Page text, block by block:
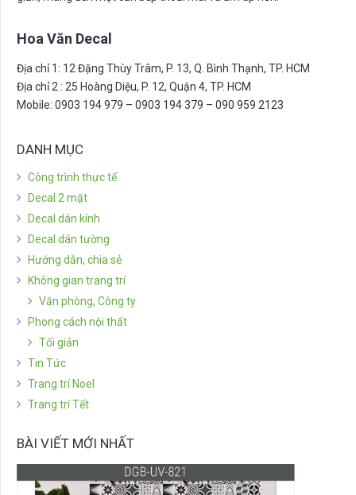
Hoa Văn Decal
Địa chỉ 1: 12 Đặng Thùy Trâm, P. 13, Q. Bình Thạnh, TP. HCM
Địa chỉ 2 : 25 Hoàng Diệu, P. 12, Quận 4, TP. HCM
Mobile: 0903 194 979 – 0903 194 379 – 090 959 2123
DANH MỤC
Công trình thực tế
Decal 2 mặt
Decal dán kính
Decal dán tường
Hướng dẫn, chia sẻ
Không gian trang trí
Văn phòng, Công ty
Phong cách nội thất
Tối giản
Tin Tức
Trang trí Noel
Trang trí Tết
BÀI VIẾT MỚI NHẤT